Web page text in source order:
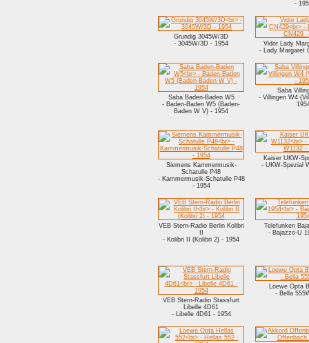
-
Grundig 3045W/3D
- 3045W/3D - 1954
Vidor Lady
- Lady Margaret
Saba Baden-Baden W5
- Baden-Baden W5 (Baden-
Baden W V) - 1954
Saba
- Villingen W4
Siemens Kammermusik-
Schatulle P48
- Kammermusik-Schatulle P48
- 1954
Kaiser UKW-
- UKW-Spezial
VEB Stern-Radio Berlin Kolibri
- Kolibri II (Kolibri 2) - 1954
Telefunken
- Bajazzo-U
VEB Stern-Radio Stassfurt
Libelle 4D61
- Libelle 4D61 - 1954
Loewe Opta
- Bella